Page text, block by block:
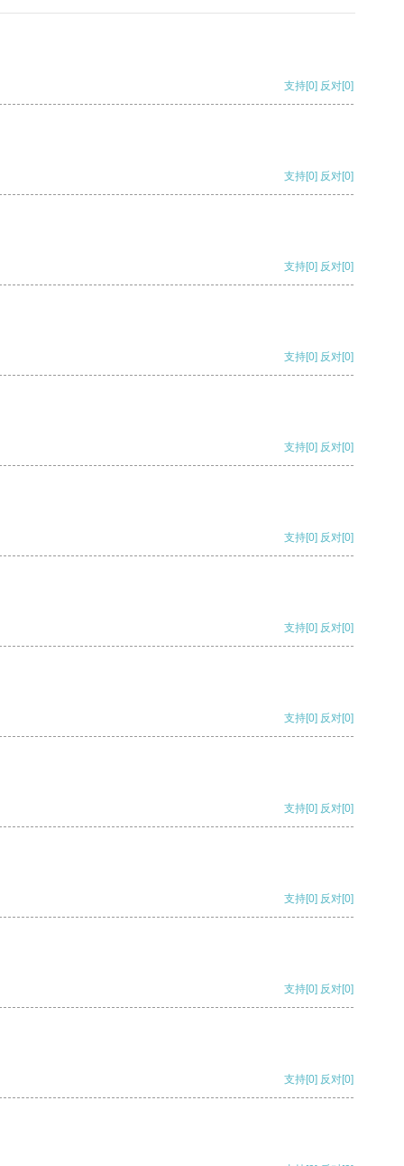
支持[0] 反对[0]
支持[0] 反对[0]
支持[0] 反对[0]
支持[0] 反对[0]
支持[0] 反对[0]
支持[0] 反对[0]
支持[0] 反对[0]
支持[0] 反对[0]
支持[0] 反对[0]
支持[0] 反对[0]
支持[0] 反对[0]
支持[0] 反对[0]